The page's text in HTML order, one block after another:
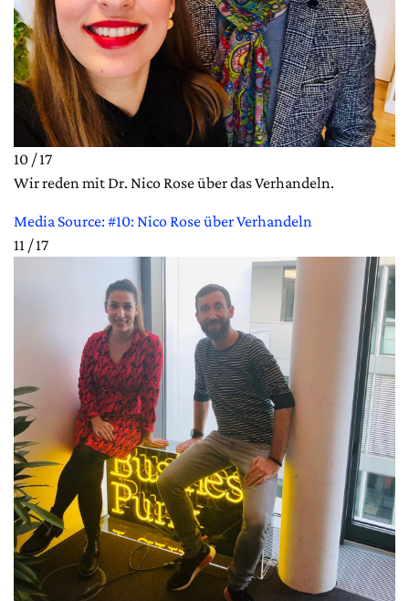
10 / 17
Wir reden mit Dr. Nico Rose über das Verhandeln.
Media Source: #10: Nico Rose über Verhandeln
11 / 17